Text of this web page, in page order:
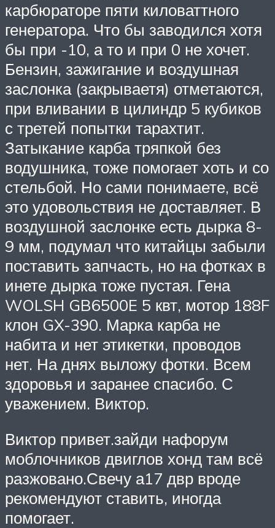
карбюраторе пяти киловаттного
генератора. Что бы заводился хотя
бы при -10, а то и при 0 не хочет.
Бензин, зажигание и воздушная
заслонка (закрываетя) отметаются,
при вливании в цилиндр 5 кубиков
с третей попытки тарахтит.
Затыкание карба тряпкой без
водушника, тоже помогает хоть и со
стельбой. Но сами понимаете, всё
это удовольствия не доставляет. В
воздушной заслонке есть дырка 8-
9 мм, подумал что китайцы забыли
поставить запчасть, но на фотках в
инете дырка тоже пустая. Гена
WOLSH GB6500E 5 квт, мотор 188F
клон GX-390. Марка карба не
набита и нет этикетки, проводов
нет. На днях выложу фотки. Всем
здоровья и заранее спасибо. С
уважением. Виктор.
Виктор привет.зайди нафорум
моблочников двиглов хонд там всё
разжовано.Свечу а17 двр вроде
рекомендуют ставить, иногда
помогает.